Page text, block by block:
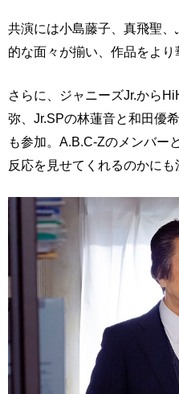
共演には小島藤子、真飛聖
的な面々が揃い、作品をより
さらに、ジャニーズJr.から
弥、Jr.SPの林蓮音と和田優
も参加。A.B.C-Zのメンバー
反応を見せてくれるのかにも